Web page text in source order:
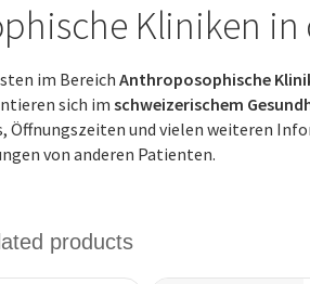
Kliniken in
im Bereich Anthroposophische
sich im schweizerischem
Öffnungszeiten und vielen weiteren
von anderen Patienten.